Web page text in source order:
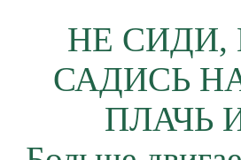
НЕ
САДИСЬ
ПЛАЧЬ